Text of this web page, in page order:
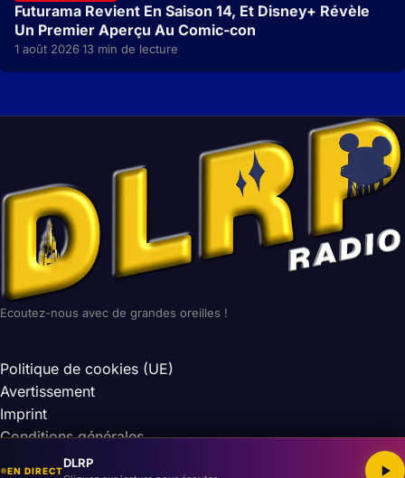
Futurama Revient En Saison 14, Et Disney+ Révèle
Un Premier Aperçu Au Comic-con
1 août 2026·13 min de lecture
Ecoutez-nous avec de grandes oreilles !
Politique de cookies (UE)
Avertissement
Imprint
Conditions générales
EN DIRECT
DLRP